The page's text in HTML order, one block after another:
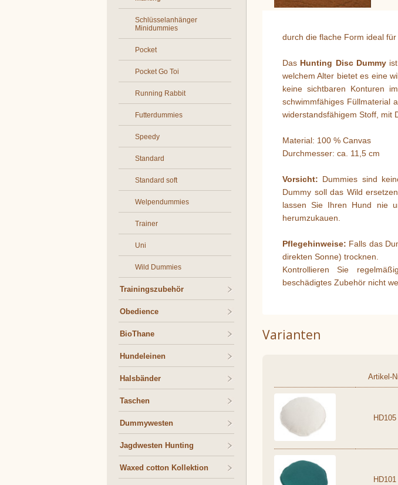
Schlüsselanhänger
Minidummies
Pocket
Pocket Go Toi
Running Rabbit
Futterdummies
Speedy
Standard
Standard soft
Welpendummies
Trainer
Uni
Wild Dummies
Trainingszubehör
Obedience
BioThane
Hundeleinen
Halsbänder
Taschen
Dummywesten
Jagdwesten Hunting
Waxed cotton Kollektion
durch die flache Form ideal
Das Hunting Disc Dummy
welchem Alter bietet es eine
keine sichtbaren Konturen
schwimmfähiges Füllmaterial
widerstandsfähigem Stoff, mit
Material: 100 % Canvas
Durchmesser: ca. 11,5 cm
Vorsicht: Dummies sind
Dummy soll das Wild
lassen Sie Ihren Hund nie
herumzukauen.
Pflegehinweise: Falls das
direkten Sonne) trocknen.
Kontrollieren Sie
beschädigtes Zubehör nicht
Varianten
Artikel-
HD105
HD101